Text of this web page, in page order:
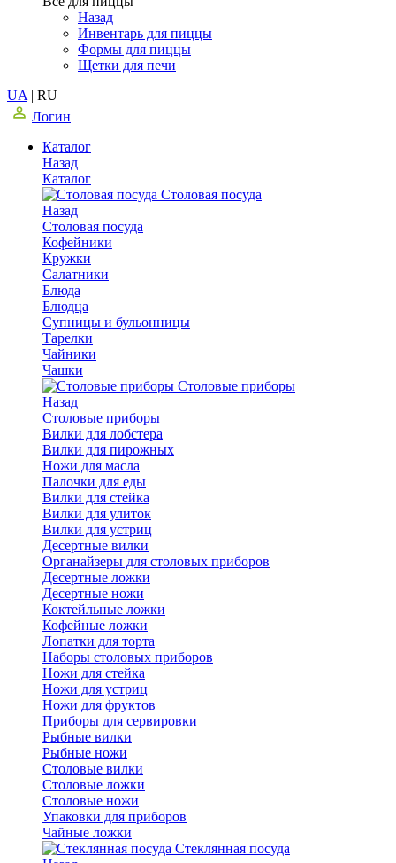
Назад
Инвентарь для пиццы
Формы для пиццы
Щетки для печи
UA | RU
Логин
Каталог
Назад
Каталог
Столовая посуда
Назад
Столовая посуда
Кофейники
Кружки
Салатники
Блюда
Блюдца
Супницы и бульонницы
Тарелки
Чайники
Чашки
Cтоловые приборы
Назад
Cтоловые приборы
Вилки для лобстера
Вилки для пирожных
Ножи для масла
Палочки для еды
Вилки для стейка
Вилки для улиток
Вилки для устриц
Десертные вилки
Органайзеры для столовых приборов
Десертные ложки
Десертные ножи
Коктейльные ложки
Кофейные ложки
Лопатки для торта
Наборы столовых приборов
Ножи для стейка
Ножи для устриц
Ножи для фруктов
Приборы для сервировки
Рыбные вилки
Рыбные ножи
Столовые вилки
Столовые ложки
Столовые ножи
Упаковки для приборов
Чайные ложки
Стеклянная посуда